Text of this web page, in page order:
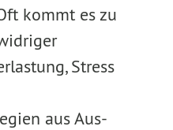
kommt es zu
Stress
aus Aus-